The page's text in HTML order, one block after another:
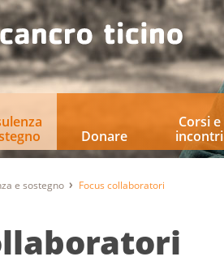
Donare
Corsi e
incontri
e sostegno Focus collaboratori